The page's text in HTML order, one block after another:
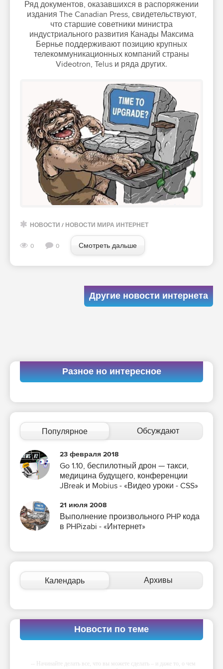
Ряд документов, оказавшихся в распоряжении
издания The Canadian Press, свидетельствуют,
что старшие советники министра
индустриального развития Канады Максима
Бернье поддерживают позицию крупных
телекоммуникационных компаний страны
Videotron, Telus и ряда других.
НОВОСТИ / НОВОСТИ МИРА ИНТЕРНЕТ
0 0 Смотреть дальше
Другие новости интернета
Разное но интересное
Популярное Обсуждают
23 февраля 2018
Go 1.10, беспилотный дрон — такси,
медицина будущего, конференции
JBreak и Mobius - «Видео уроки - CSS»
21 июля 2008
Выполнение произвольного PHP кода
в PHPizabi - «Интернет»
Календарь Архивы
Новости по теме
-- Начинайте делать все, что вы можете сделать – и даже то, о чем